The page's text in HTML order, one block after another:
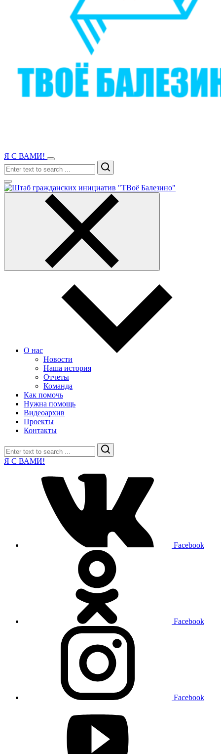
Я С ВАМИ!
Search
О нас
Новости
Наша история
Отчеты
Команда
Как помочь
Нужна помощь
Видеоархив
Проекты
Контакты
Search
Я С ВАМИ!
Facebook
Facebook
Facebook